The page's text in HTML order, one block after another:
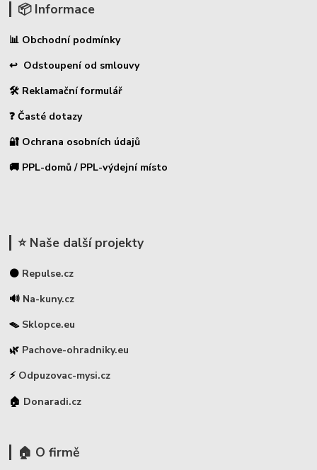
📦 Informace
📊 Obchodní podmínky
↩ Odstoupení od smlouvy
🛠 Reklamační formulář
❓ Časté dotazy
🔐 Ochrana osobních údajů
🚚 PPL-domů / PPL-výdejní místo
⭐ Naše další projekty
⚫ Repulse.cz
🔊 Na-kuny.cz
🪤 Sklopce.eu
🌿 Pachove-ohradniky.eu
⚡ Odpuzovac-mysi.cz
🏠 Donaradi.cz
🏠 O firmě